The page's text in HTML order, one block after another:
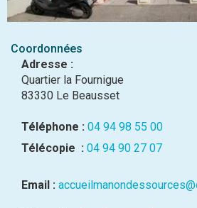
Coordonnées
Adresse :
Quartier la Fournigue
83330 Le Beausset
Téléphone : 04 94 98 55 00
Télécopie : 04 94 90 27 07
Email :